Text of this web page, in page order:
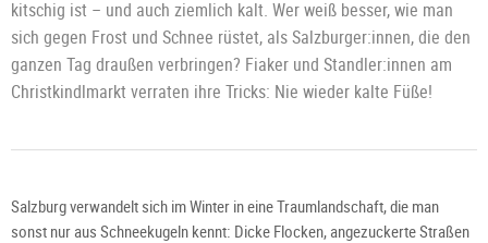
kitschig ist – und auch ziemlich kalt. Wer weiß besser, wie man
sich gegen Frost und Schnee rüstet, als Salzburger:innen, die den
ganzen Tag draußen verbringen? Fiaker und Standler:innen am
Christkindlmarkt verraten ihre Tricks: Nie wieder kalte Füße!
Salzburg verwandelt sich im Winter in eine Traumlandschaft, die man
sonst nur aus Schneekugeln kennt: Dicke Flocken, angezuckerte Straßen